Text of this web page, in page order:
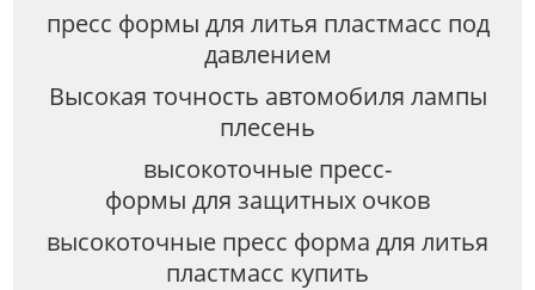
пресс формы для литья пластмасс под
давлением
Высокая точность автомобиля лампы
плесень
высокоточные пресс-
формы для защитных очков
высокоточные пресс форма для литья
пластмасс купить